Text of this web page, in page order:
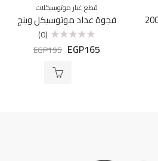
قطع غيار موتوسيكلات
فجوة عداد موتوسيكل وينج
التقييم
(0)
EGP165
EGP195